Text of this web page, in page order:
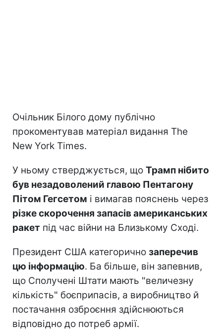
Очільник Білого дому публічно
прокоментував матеріал видання The
New York Times.
У ньому стверджується, що Трамп нібито
був незадоволений главою Пентагону
Пітом Гегсетом і вимагав пояснень через
різке скорочення запасів американських
ракет під час війни на Близькому Сході.
Президент США категорично заперечив
цю інформацію. Ба більше, він запевнив,
що Сполучені Штати мають "величезну
кількість" боєприпасів, а виробництво й
постачання озброєння здійснюються
відповідно до потреб армії.